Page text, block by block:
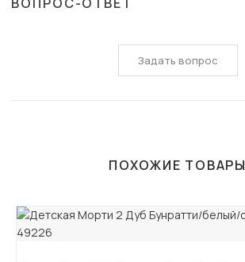
Задать вопрос
ПОХОЖИЕ ТОВАРЫ